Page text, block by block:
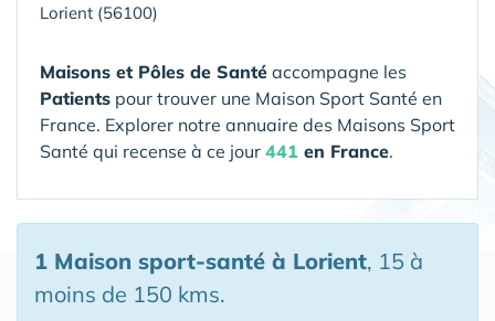
Lorient (56100)
Maisons et Pôles de Santé accompagne les
Patients pour trouver une Maison Sport Santé en
France. Explorer notre annuaire des Maisons Sport
Santé qui recense à ce jour 441 en France.
1 Maison sport-santé à Lorient, 15 à
moins de 150 kms.